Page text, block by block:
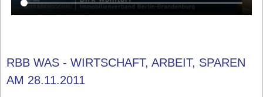
RBB WAS - WIRTSCHAFT, ARBEIT, SPAREN
AM 28.11.2011